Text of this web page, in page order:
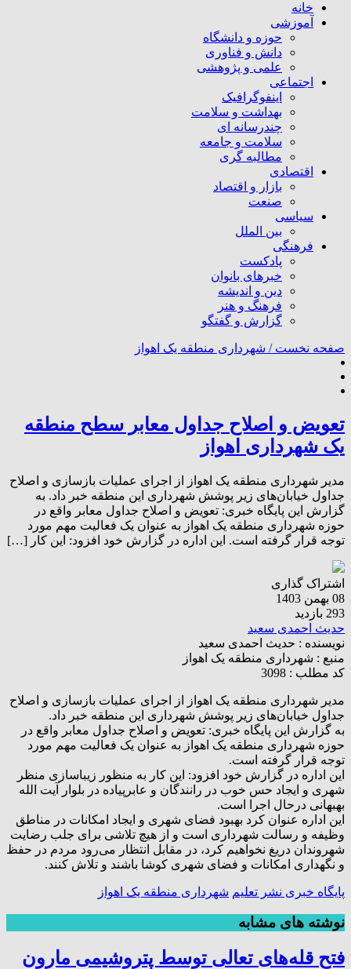
خانه
آموزشی
حوزه و دانشگاه
دانش و فناوری
علمی و پژوهشی
اجتماعی
اینفوگرافیک
بهداشت و سلامت
چندرسانه ای
سلامت و جامعه
مطالبه گری
اقتصادی
بازار و اقتصاد
صنعت
سیاسی
بین الملل
فرهنگی
پادکست
خبرهای بانوان
دین و اندیشه
فرهنگ و هنر
گزارش و گفتگو
صفحه نخست / شهرداری منطقه یک اهواز
تعویض و اصلاح جداول معابر سطح منطقه
یک شهرداری اهواز
مدیر شهرداری منطقه یک اهواز از اجرای عملیات بازسازی و اصلاح
جداول خیابان‌های زیر پوشش شهرداری این منطقه خبر داد. به
گزارش این پایگاه خبری: تعویض و اصلاح جداول معابر واقع در
حوزه شهرداری منطقه یک اهواز به عنوان یک فعالیت مهم مورد
توجه قرار گرفته است. این اداره در گزارش خود افزود: این کار […]
اشتراک گذاری
08 بهمن 1403
293 بازدید
حدیث احمدی سعید
نویسنده : حدیث احمدی سعید
منبع : شهرداری منطقه یک اهواز
کد مطلب : 3098
مدیر شهرداری منطقه یک اهواز از اجرای عملیات بازسازی و اصلاح
جداول خیابان‌های زیر پوشش شهرداری این منطقه خبر داد.
به گزارش این پایگاه خبری: تعویض و اصلاح جداول معابر واقع در
حوزه شهرداری منطقه یک اهواز به عنوان یک فعالیت مهم مورد
توجه قرار گرفته است.
این اداره در گزارش خود افزود: این کار به منظور زیباسازی منظر
شهری و ایجاد حس خوب در رانندگان و عابرپیاده در بلوار آیت الله
بهبهانی درحال اجرا است.
این اداره عنوان کرد بهبود فضای شهری و ایجاد امکانات در مناطق
وظیفه و رسالت شهرداری است و از هیچ تلاشی برای جلب رضایت
شهروندان دریغ نخواهیم کرد، در مقابل انتظار می‌رود مردم در حفظ
و نگهداری امکانات و فضای شهری کوشا باشند و تلاش کنند.
پایگاه خبری نشر تعلیم شهرداری منطقه یک اهواز
نوشته های مشابه
فتح‌ قله‌های تعالی توسط پتروشیمی مارون